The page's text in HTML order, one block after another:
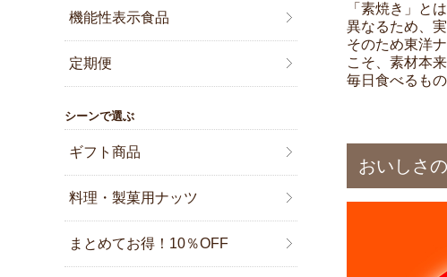
「素焼き」と
異なるため、
そのため東洋
こそ、素材本
毎日食べるも
おいしさ
機能性表示食品
定期便
シーンで選ぶ
ギフト商品
料理・製菓用ナッツ
まとめてお得！10％OFF